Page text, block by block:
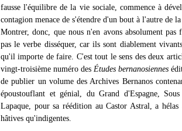
fausse l'équilibre de la vie sociale, commence à
contagion menace de s'étendre d'un bout à l'autre de
Montrer, donc, que nous n'en avons absolument
pas le verbe disséquer, car ils sont diablement
qu'il importe de faire. C'est tout le sens des deux
vingt-troisième numéro des Études bernanosiennes
de publier un volume des Archives Bernanos
époustouflant et génial, du Grand d'Espagne,
Lapaque, pour sa réédition au Castor Astral, a
hâtives qu'indigentes.